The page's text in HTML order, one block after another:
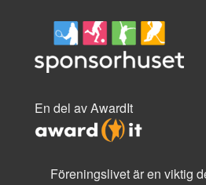
En del av AwardIt
Föreningslivet är en viktig